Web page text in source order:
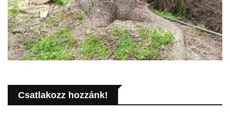
Csatlakozz hozzánk!